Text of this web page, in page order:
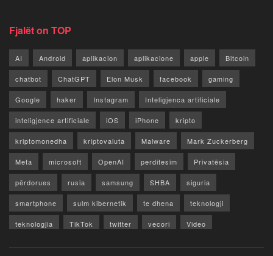
Fjalët on TOP
AI Android aplikacion aplikacione apple Bitcoin
chatbot ChatGPT Elon Musk facebook gaming
Google haker Instagram Inteligjenca artificiale
inteligjence artificiale iOS iPhone kripto
kriptomonedha kriptovaluta Malware Mark Zuckerberg
Meta microsoft OpenAI perditesim Privatësia
përdorues rusia samsung SHBA siguria
smartphone sulm kibernetik te dhena teknologji
teknologjia TikTok twitter vecori Video